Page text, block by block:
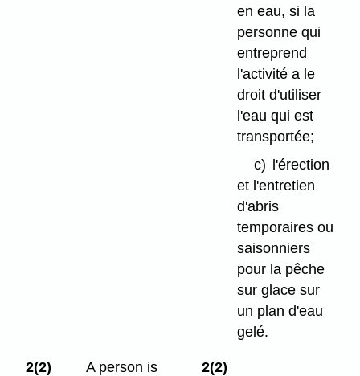
en eau, si la
personne qui
entreprend
l'activité a le
droit d'utiliser
l'eau qui est
transportée;
c)
l'érection
et l'entretien
d'abris
temporaires ou
saisonniers
pour la pêche
sur glace sur
un plan d'eau
gelé.
2(2)
A person is
2(2)